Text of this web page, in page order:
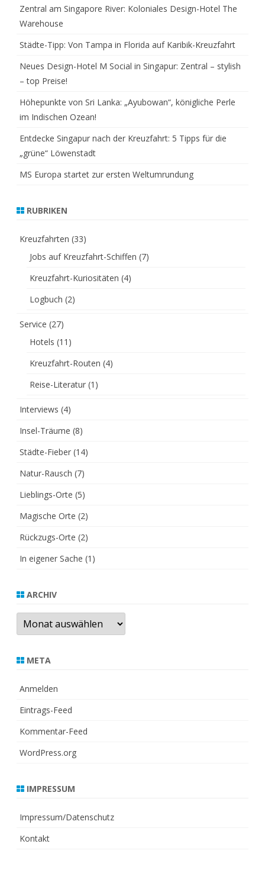
Zentral am Singapore River: Koloniales Design-Hotel The
Warehouse
Städte-Tipp: Von Tampa in Florida auf Karibik-Kreuzfahrt
Neues Design-Hotel M Social in Singapur: Zentral – stylish
– top Preise!
Höhepunkte von Sri Lanka: „Ayubowan“, königliche Perle
im Indischen Ozean!
Entdecke Singapur nach der Kreuzfahrt: 5 Tipps für die
„grüne“ Löwenstadt
MS Europa startet zur ersten Weltumrundung
RUBRIKEN
Kreuzfahrten (33)
Jobs auf Kreuzfahrt-Schiffen (7)
Kreuzfahrt-Kuriositäten (4)
Logbuch (2)
Service (27)
Hotels (11)
Kreuzfahrt-Routen (4)
Reise-Literatur (1)
Interviews (4)
Insel-Träume (8)
Städte-Fieber (14)
Natur-Rausch (7)
Lieblings-Orte (5)
Magische Orte (2)
Rückzugs-Orte (2)
In eigener Sache (1)
ARCHIV
Archiv
META
Anmelden
Eintrags-Feed
Kommentar-Feed
WordPress.org
IMPRESSUM
Impressum/Datenschutz
Kontakt